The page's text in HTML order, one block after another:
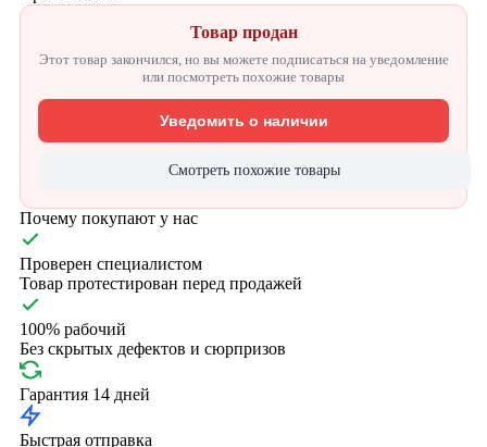
Товар продан
Этот товар закончился, но вы можете подписаться на уведомление
или посмотреть похожие товары
Уведомить о наличии
Смотреть похожие товары
Почему покупают у нас
Проверен специалистом
Товар протестирован перед продажей
100% рабочий
Без скрытых дефектов и сюрпризов
Гарантия 14 дней
Быстрая отправка